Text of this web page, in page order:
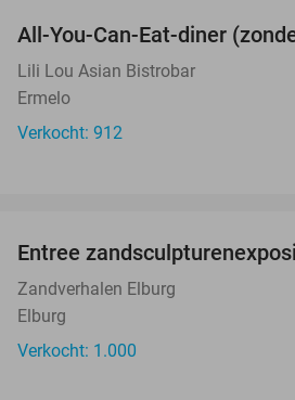
All-You-Can-Eat-diner
Lili Lou Asian Bistrobar
Ermelo
Verkocht: 912
OUT
Entree
Zandverhalen Elburg
Elburg
Verkocht: 1.000